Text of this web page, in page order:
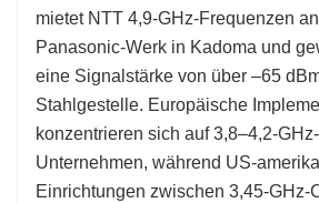
mietet NTT 4,9-GHz-Frequenzen
Panasonic-Werk in Kadoma und
eine Signalstärke von über –65
Stahlgestelle. Europäische
konzentrieren sich auf 3,8–4,2-
Unternehmen, während US-
Einrichtungen zwischen 3,45-GHz-